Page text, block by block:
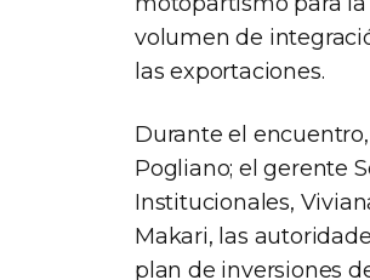
volumen de
las exportaciones.
Durante el
Pogliano; el gerente
Institucionales,
Makari, las
plan de inversiones